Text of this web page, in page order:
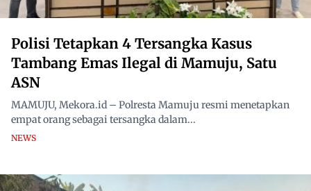
Polisi Tetapkan 4 Tersangka Kasus
Tambang Emas Ilegal di Mamuju, Satu
ASN
MAMUJU, Mekora.id – Polresta Mamuju resmi menetapkan
empat orang sebagai tersangka dalam...
NEWS